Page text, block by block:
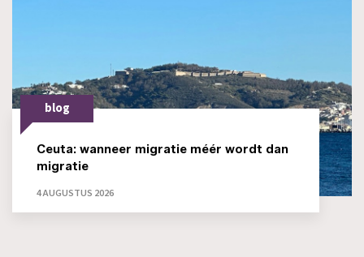
blog
Ceuta: wanneer migratie méér wordt dan
migratie
4 AUGUSTUS 2026